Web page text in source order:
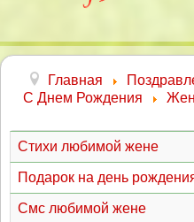
Главная
С Днем Рождения
Стихи любимой жене
Подарок на день
Смс любимой жене